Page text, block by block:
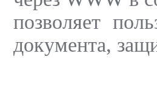
позволяет
документа,